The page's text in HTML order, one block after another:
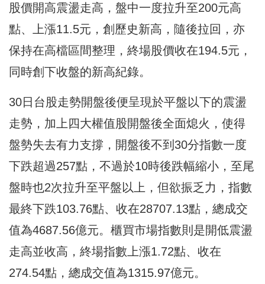
股價開高震盪走高，盤中一度拉升至200元高
點、上漲11.5元，創歷史新高，隨後拉回，亦
保持在高檔區間整理，終場股價收在194.5元，
同時創下收盤的新高紀錄。
30日台股走勢開盤後便呈現於平盤以下的震盪
走勢，加上四大權值股開盤後全面熄火，使得
盤勢失去有力支撐，開盤後不到30分指數一度
下跌超過257點，不過於10時後跌幅縮小，至尾
盤時也2次拉升至平盤以上，但欲振乏力，指數
最終下跌103.76點、收在28707.13點，總成交
值為4687.56億元。櫃買市場指數則是開低震盪
走高並收高，終場指數上漲1.72點、收在
274.54點，總成交值為1315.97億元。